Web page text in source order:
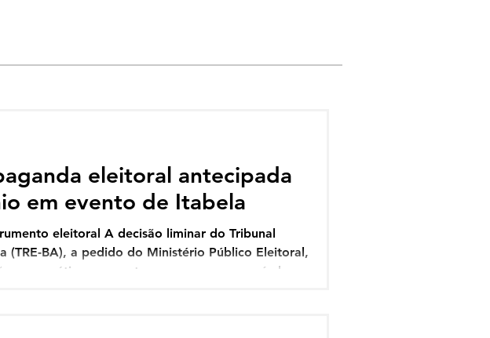
eleitoral antecipada
em evento de Itabela
eleitoral A decisão liminar do Tribunal
(TRE-BA), a pedido do Ministério Público Eleitoral,
uma prática que costuma aparecer no período